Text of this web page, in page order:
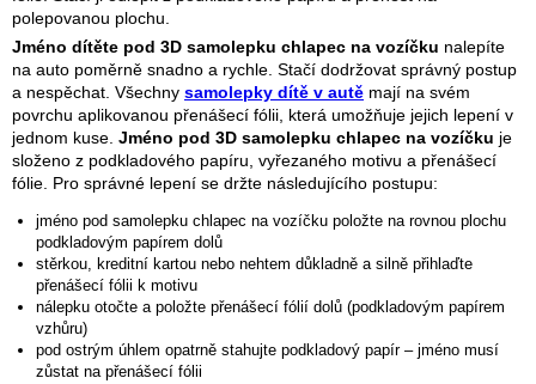
polepovanou plochu.
Jméno dítěte pod 3D samolepku chlapec na vozíčku nalepíte
na auto poměrně snadno a rychle. Stačí dodržovat správný postup
a nespěchat. Všechny samolepky dítě v autě mají na svém
povrchu aplikovanou přenášecí fólii, která umožňuje jejich lepení v
jednom kuse. Jméno pod 3D samolepku chlapec na vozíčku je
složeno z podkladového papíru, vyřezaného motivu a přenášecí
fólie. Pro správné lepení se držte následujícího postupu:
jméno pod samolepku chlapec na vozíčku položte na rovnou plochu
podkladovým papírem dolů
stěrkou, kreditní kartou nebo nehtem důkladně a silně přihlaďte
přenášecí fólii k motivu
nálepku otočte a položte přenášecí fólií dolů (podkladovým papírem
vzhůru)
pod ostrým úhlem opatrně stahujte podkladový papír – jméno musí
zůstat na přenášecí fólii